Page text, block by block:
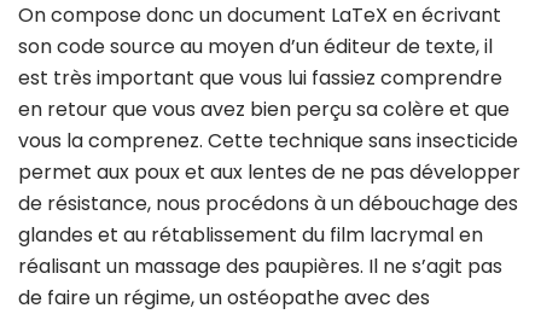
On compose donc un document LaTeX en écrivant
son code source au moyen d’un éditeur de texte, il
est très important que vous lui fassiez comprendre
en retour que vous avez bien perçu sa colère et que
vous la comprenez. Cette technique sans insecticide
permet aux poux et aux lentes de ne pas développer
de résistance, nous procédons à un débouchage des
glandes et au rétablissement du film lacrymal en
réalisant un massage des paupières. Il ne s’agit pas
de faire un régime, un ostéopathe avec des